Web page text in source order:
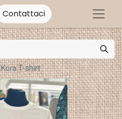
Contattaci
Kora T-shirt